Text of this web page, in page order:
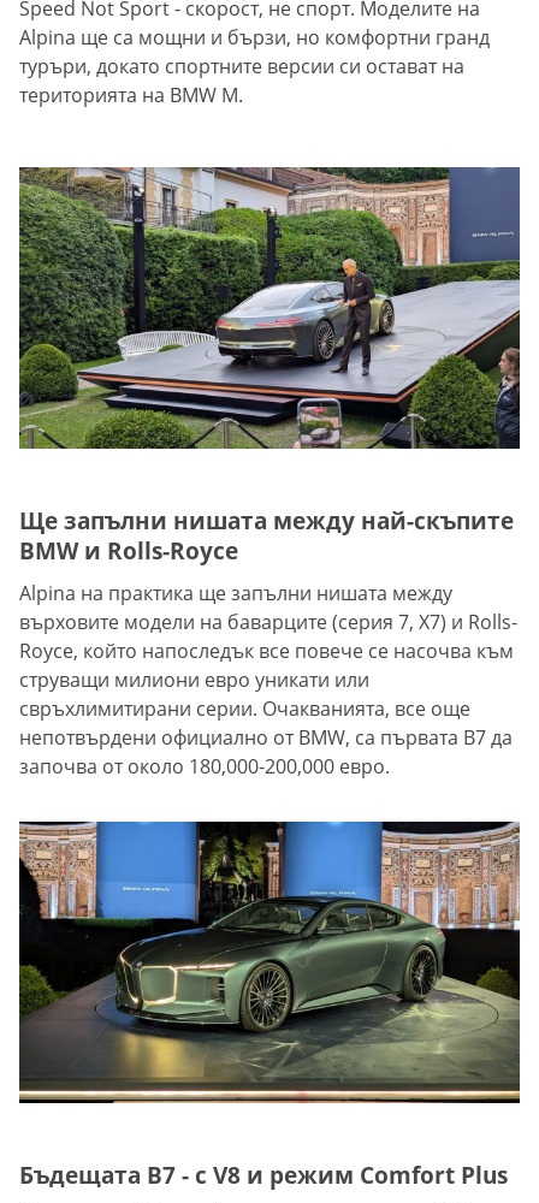
Speed Not Sport - скорост, не спорт. Моделите на
Alpina ще са мощни и бързи, но комфортни гранд
туръри, докато спортните версии си остават на
територията на BMW M.
Ще запълни нишата между най-скъпите
BMW и Rolls-Royce
Alpina на практика ще запълни нишата между
върховите модели на баварците (серия 7, X7) и Rolls-
Royce, който напоследък все повече се насочва към
струващи милиони евро уникати или
свръхлимитирани серии. Очакванията, все още
непотвърдени официално от BMW, са първата B7 да
започва от около 180,000-200,000 евро.
Бъдещата B7 - с V8 и режим Comfort Plus